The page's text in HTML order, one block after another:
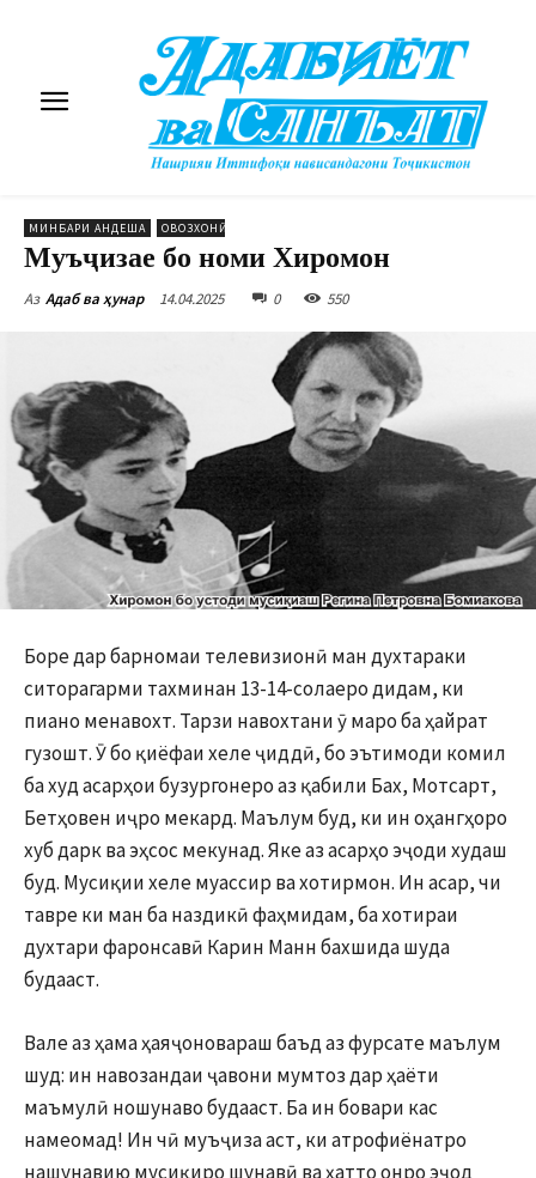
МИНБАРИ АНДЕША ОВОЗХОНӢ
Муъҷизае бо номи Хиромон
Аз Адаб ва ҳунар 14.04.2025 0 550
Боре дар барномаи телевизионӣ ман духтараки
ситорагарми тахминан 13-14-солаеро дидам, ки
пиано менавохт. Тарзи навохтани ӯ маро ба ҳайрат
гузошт. Ӯ бо қиёфаи хеле ҷиддӣ, бо эътимоди комил
ба худ асарҳои бузургонеро аз қабили Бах, Мотсарт,
Бетҳовен иҷро мекард. Маълум буд, ки ин оҳангҳоро
хуб дарк ва эҳсос мекунад. Яке аз асарҳо эҷоди худаш
буд. Мусиқии хеле муассир ва хотирмон. Ин асар, чи
тавре ки ман ба наздикӣ фаҳмидам, ба хотираи
духтари фаронсавӣ Карин Манн бахшида шуда
будааст.
Вале аз ҳама ҳаяҷоновараш баъд аз фурсате маълум
шуд: ин навозандаи ҷавони мумтоз дар ҳаёти
маъмулӣ ношунаво будааст. Ба ин бовари кас
намеомад! Ин чӣ муъҷиза аст, ки атрофиёнатро
нашунавию мусиқиро шунавӣ ва ҳатто онро эҷод